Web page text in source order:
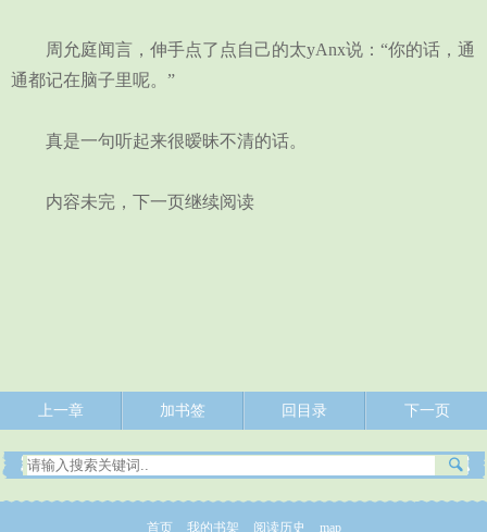
周允庭闻言，伸手点了点自己的太yAnx说：“你的话，通
通都记在脑子里呢。”
真是一句听起来很暧昧不清的话。
内容未完，下一页继续阅读
上一章 加书签 回目录 下一页
首页 我的书架 阅读历史 map